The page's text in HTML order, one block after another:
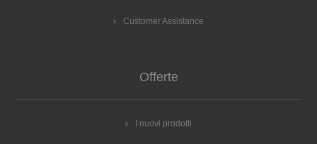
Customer Assistance
Offerte
I nuovi prodotti